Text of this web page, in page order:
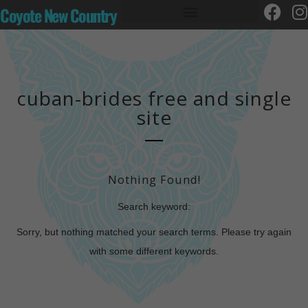
Coyote New Country
cuban-brides free and single
site
Nothing Found!
Search keyword:
Sorry, but nothing matched your search terms. Please try again
with some different keywords.